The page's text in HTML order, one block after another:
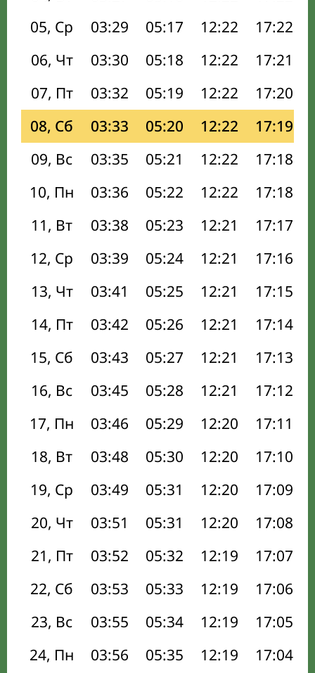
05, Ср
03:29 05:17 12:22 17:22
06, Чт
03:30 05:18 12:22 17:21
07, Пт
03:32 05:19 12:22 17:20
08, Сб
03:33 05:20 12:22 17:19
09, Вс
03:35 05:21 12:22 17:18
10, Пн
03:36 05:22 12:22 17:18
11, Вт
03:38 05:23 12:21 17:17
12, Ср
03:39 05:24 12:21 17:16
13, Чт
03:41 05:25 12:21 17:15
14, Пт
03:42 05:26 12:21 17:14
15, Сб
03:43 05:27 12:21 17:13
16, Вс
03:45 05:28 12:21 17:12
17, Пн
03:46 05:29 12:20 17:11
18, Вт
03:48 05:30 12:20 17:10
19, Ср
03:49 05:31 12:20 17:09
20, Чт
03:51 05:31 12:20 17:08
21, Пт
03:52 05:32 12:19 17:07
22, Сб
03:53 05:33 12:19 17:06
23, Вс
03:55 05:34 12:19 17:05
24, Пн
03:56 05:35 12:19 17:04